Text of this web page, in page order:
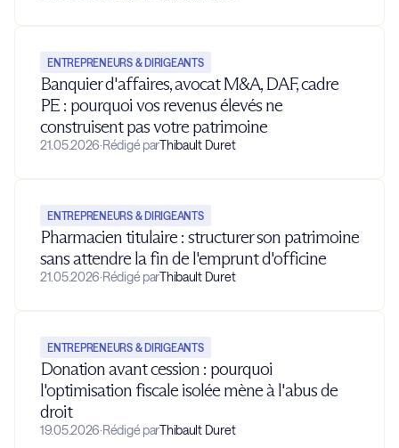
ENTREPRENEURS & DIRIGEANTS
Banquier d'affaires, avocat M&A, DAF, cadre
PE : pourquoi vos revenus élevés ne
construisent pas votre patrimoine
21.05.2026·Rédigé parThibault Duret
ENTREPRENEURS & DIRIGEANTS
Pharmacien titulaire : structurer son patrimoine
sans attendre la fin de l'emprunt d'officine
21.05.2026·Rédigé parThibault Duret
ENTREPRENEURS & DIRIGEANTS
Donation avant cession : pourquoi
l'optimisation fiscale isolée mène à l'abus de
droit
19.05.2026·Rédigé parThibault Duret